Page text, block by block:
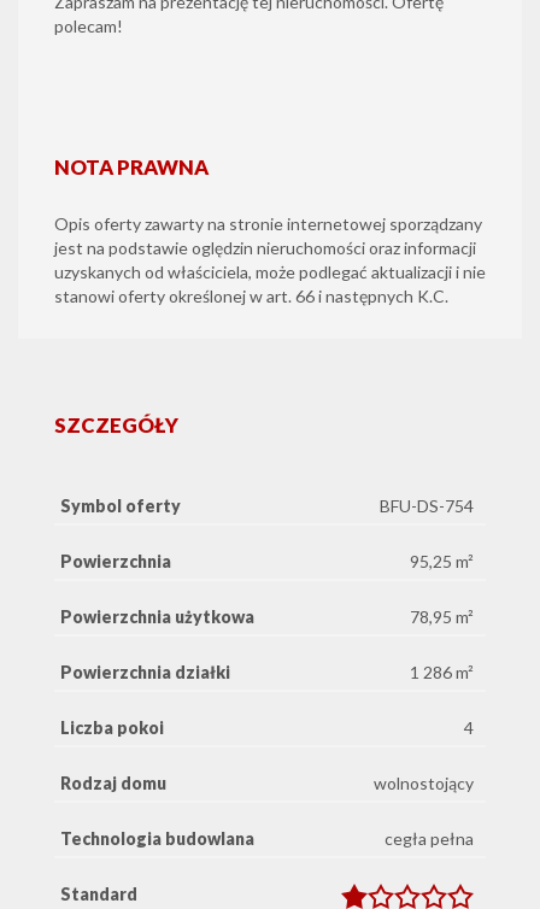
polecam!
NOTA PRAWNA
Opis oferty zawarty na stronie internetowej sporządzany
jest na podstawie oględzin nieruchomości oraz informacji
uzyskanych od właściciela, może podlegać aktualizacji i nie
stanowi oferty określonej w art. 66 i następnych K.C.
SZCZEGÓŁY
Symbol oferty BFU-DS-754
Powierzchnia 95,25 m²
Powierzchnia użytkowa 78,95 m²
Powierzchnia działki 1 286 m²
Liczba pokoi 4
Rodzaj domu wolnostojący
Technologia budowlana cegła pełna
Standard